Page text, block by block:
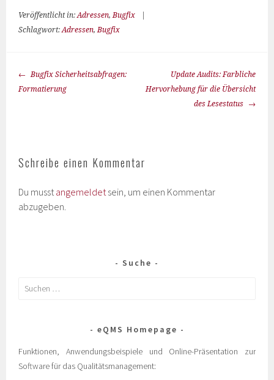
Veröffentlicht in:Adressen,Bugfix
Schlagwort:Adressen,Bugfix
Bugfix Sicherheitsabfragen:
Formatierung
Update Audits: Farbliche
Hervorhebung für die Übersicht
des Lesestatus
Schreibe einen Kommentar
Du musst angemeldet sein, um einen Kommentar
abzugeben.
Suche
eQMS Homepage
Funktionen, Anwendungsbeispiele und Online-Präsentation zur
Software für das Qualitätsmanagement: